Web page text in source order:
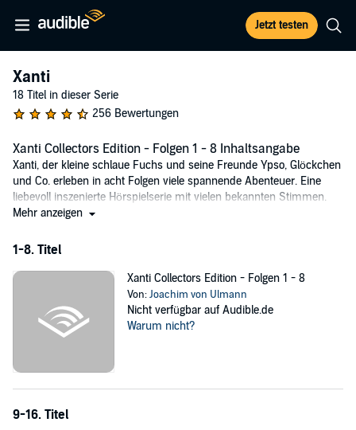
Jetzt testen
Xanti
18 Titel in dieser Serie
256 Bewertungen
Xanti Collectors Edition - Folgen 1 - 8 Inhaltsangabe
Xanti, der kleine schlaue Fuchs und seine Freunde Ypso, Glöckchen
und Co. erleben in acht Folgen viele spannende Abenteuer. Eine
liebevoll inszenierte Hörspielserie mit vielen bekannten Stimmen.
Viele Fans haben lange darauf gewartet. Jetzt ist Xanti endlich
Mit den Folgen:
Wo ist Susi?
Die Lachwurzel
©2010 KIDDINX Studios GmbH (P)2010 KIDDINX Studios GmbH
Mehr anzeigen
1-8. Titel
Xanti Collectors Edition - Folgen 1 - 8
Von:Joachim von Ulmann
Nicht verfügbar auf Audible.de
Warum nicht?
9-16. Titel